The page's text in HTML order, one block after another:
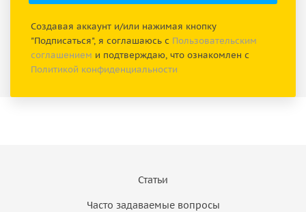
Создавая аккаунт и/или нажимая кнопку
"Подписаться", я соглашаюсь с Пользовательским
соглашением и подтверждаю, что ознакомлен с
Политикой конфиденциальности
Статьи
Часто задаваемые вопросы